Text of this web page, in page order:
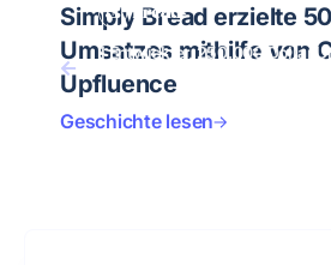
1 Entwickler, 250.000 Dollar
Simply Bread erzielte
Umsatzes mithilfe von
Upfluence
Geschichte lesen